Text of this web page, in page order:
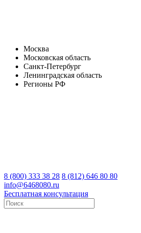
Москва
Московская область
Санкт-Петербург
Ленинградская область
Регионы РФ
8 (800) 333 38 28 8 (812) 646 80 80
info@6468080.ru
Бесплатная консультация